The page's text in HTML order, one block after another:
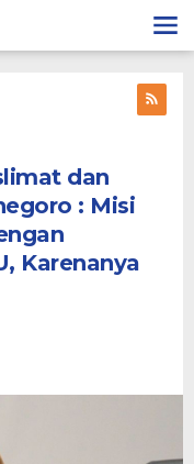
dan
: Misi
Karenanya